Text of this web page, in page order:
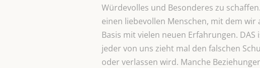
Würdevolles und Besonderes zu
einen liebevollen Menschen, mit dem
Basis mit vielen neuen Erfahrungen.
jeder von uns zieht mal den falschen
oder verlassen wird. Manche